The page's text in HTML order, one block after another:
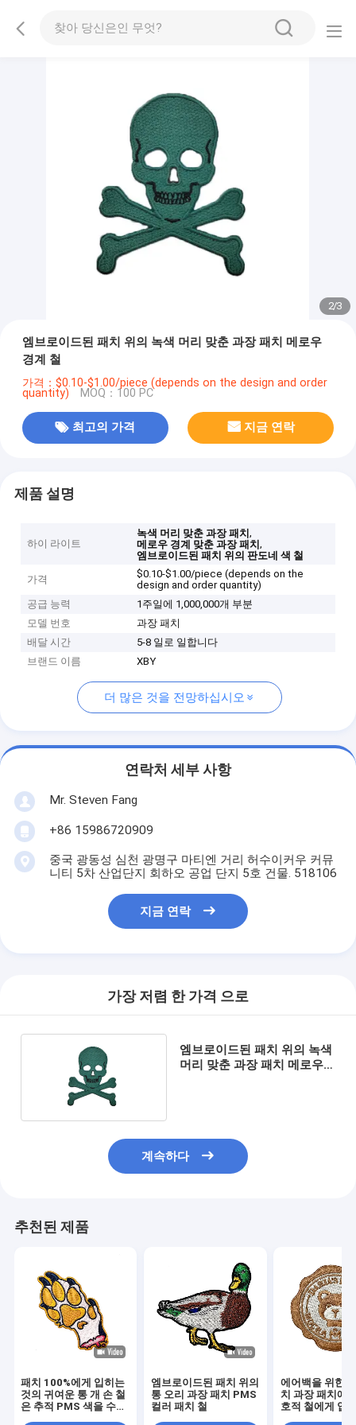
2/3
엠브로이드된 패치 위의 녹색 머리 맞춘 과장 패치 메로우
경계 철
가격：$0.10-$1.00/piece (depends on the design and order
quantity) MOQ：100 PC
최고의 가격 지금 연락
제품 설명
하이 라이트
녹색 머리 맞춘 과장 패치,
메로우 경계 맞춘 과장 패치,
엠브로이드된 패치 위의 판도네 색 철
가격
$0.10-$1.00/piece (depends on the
design and order quantity)
공급 능력
1주일에 1,000,000개 부분
모델 번호
과장 패치
배달 시간
5-8 일로 일합니다
브랜드 이름
XBY
더 많은 것을 전망하십시오
연락처 세부 사항
Mr. Steven Fang
+86 15986720909
중국 광동성 심천 광명구 마티엔 거리 허수이커우 커뮤
니티 5차 산업단지 회하오 공업 단지 5호 건물. 518106
지금 연락
가장 저렴 한 가격 으로
엠브로이드된 패치 위의 녹색
머리 맞춘 과장 패치 메로우
계속하다
추천된 제품
패치 100%에게 입히는
것의 귀여운 통 개 손 철
은 추적 PMS 색을 수놓
엠브로이드된 패치 위의
통 오리 과장 패치 PMS
컬러 패치 철
에어백을 위한
치 과장 패치에
호적 철에게 입